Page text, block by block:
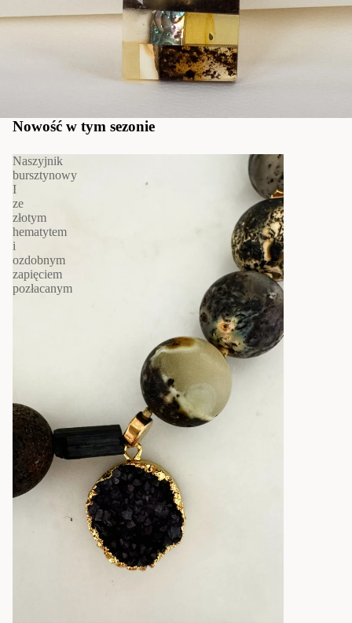
Nowość w tym sezonie
Naszyjnik
bursztynowy
I
ze
złotym
hematytem
i
ozdobnym
zapięciem
pozłacanym